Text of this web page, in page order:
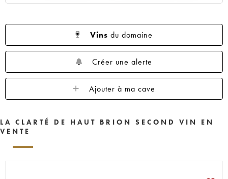
Vins du domaine
Créer une alerte
Ajouter à ma cave
LA CLARTÉ DE HAUT BRION SECOND VIN EN
VENTE